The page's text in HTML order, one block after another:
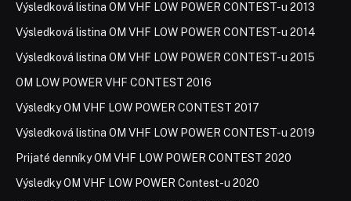
Výsledková listina OM VHF LOW POWER CONTEST-u 2013
Výsledková listina OM VHF LOW POWER CONTEST-u 2014
Výsledková listina OM VHF LOW POWER CONTEST-u 2015
OM LOW POWER VHF CONTEST 2016
Výsledky OM VHF LOW POWER CONTEST 2017
Výsledková listina OM VHF LOW POWER CONTEST-u 2019
Prijaté denníky OM VHF LOW POWER CONTEST 2020
Výsledky OM VHF LOW POWER Contest-u 2020